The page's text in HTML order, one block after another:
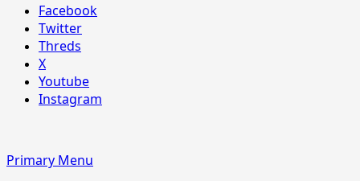
Facebook
Twitter
Threds
X
Youtube
Instagram
Primary Menu